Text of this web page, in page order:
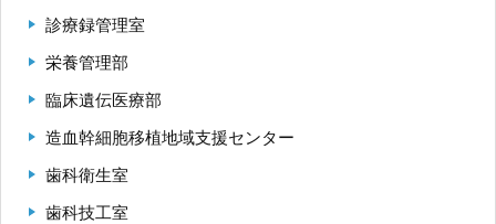
診療録管理室
栄養管理部
臨床遺伝医療部
造血幹細胞移植地域支援センター
歯科衛生室
歯科技工室